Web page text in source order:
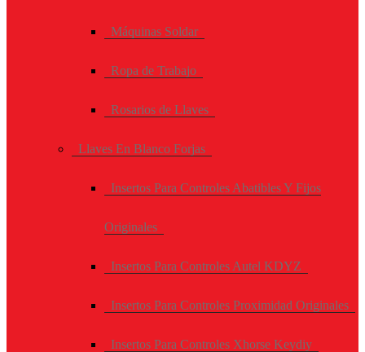
Máquinas Soldar
Ropa de Trabajo
Rosarios de Llaves
Llaves En Blanco Forjas
Insertos Para Controles Abatibles Y Fijos
Originales
Insertos Para Controles Autel KDYZ
Insertos Para Controles Proximidad Originales
Insertos Para Controles Xhorse Keydiy